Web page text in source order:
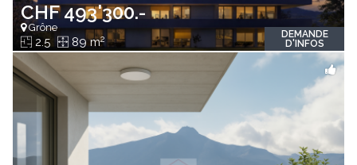
CHF 493'300.-
Grône
2.5 89 m2
DEMANDE
D'INFOS